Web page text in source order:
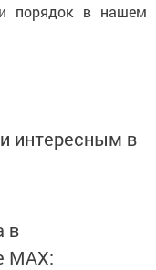
порядок в нашем
интересным в
в
MАХ: